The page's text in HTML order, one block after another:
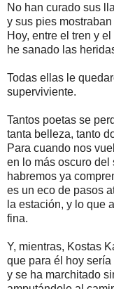
No han curado sus
y sus pies
Hoy, entre el tren y el
he sanado las
Todas ellas le
superviviente.
Tantos poetas se
tanta belleza, tanto
Para cuando nos
en lo más oscuro del
habremos ya
es un eco de pasos
la estación, y lo que
fina.
Y, mientras, Kostas
que para él hoy sería
y se ha marchitado